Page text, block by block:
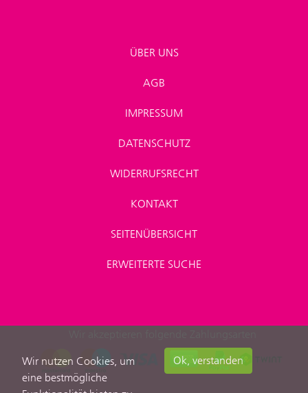
ÜBER UNS
AGB
IMPRESSUM
DATENSCHUTZ
WIDERRUFSRECHT
KONTAKT
SEITENÜBERSICHT
ERWEITERTE SUCHE
Wir nutzen Cookies, um
eine bestmögliche
Ok, verstanden